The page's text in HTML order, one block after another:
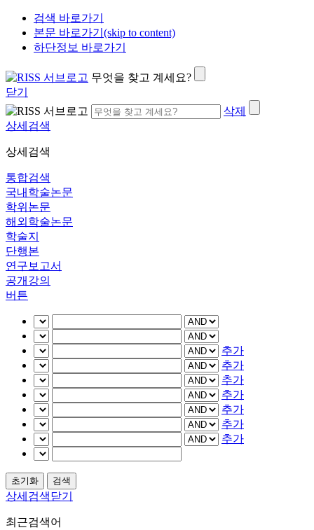
검색 바로가기
본문 바로가기(skip to content)
하단정보 바로가기
무엇을 찾고 계세요?
닫기
삭제
상세검색
상세검색
통합검색
국내학술논문
학위논문
해외학술논문
학술지
단행본
연구보고서
공개강의
버튼
추가
추가
추가
추가
추가
추가
추가
상세검색닫기
최근검색어